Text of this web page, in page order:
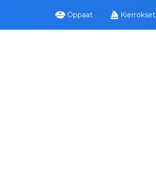
Oppaat Kierrokset